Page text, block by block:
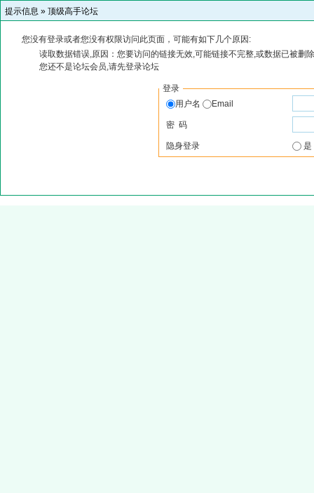
提示信息 » 顶级高手论坛
您没有登录或者您没有权限访问此页面，可能有如下几个原因:
读取数据错误,原因：您要访问的链接无效,可能链接不完整,或数据已被删
您还不是论坛会员,请先登录论坛
登录
用户名
Email
密 码
隐身登录